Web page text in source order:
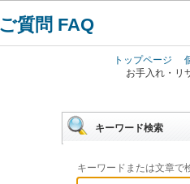
質問 FAQ
トップページ
お手入れ・リ
キーワード検索
キーワードまたは文章で